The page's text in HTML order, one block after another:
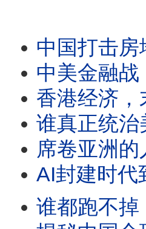
中国打击房地产的地缘战略
中美金融战，焦点在美
香港经济，末路狂奔
谁真正统治美国？
席卷亚洲的人口大洗牌！
AI封建时代到来！国家
谁都跑不掉，全球滞